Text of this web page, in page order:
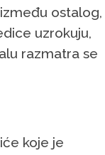
ostalog,
uzrokuju,
razmatra se
koje je